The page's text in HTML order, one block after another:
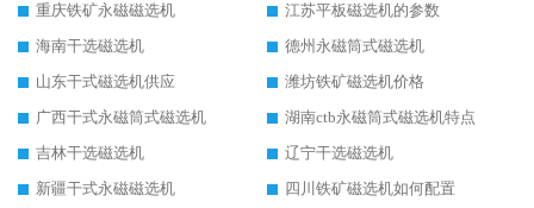
重庆铁矿永磁磁选机
江苏平板磁选机的参数
海南干选磁选机
德州永磁筒式磁选机
山东干式磁选机供应
潍坊铁矿磁选机价格
广西干式永磁筒式磁选机
湖南ctb永磁筒式磁选机特点
吉林干选磁选机
辽宁干选磁选机
新疆干式永磁磁选机
四川铁矿磁选机如何配置